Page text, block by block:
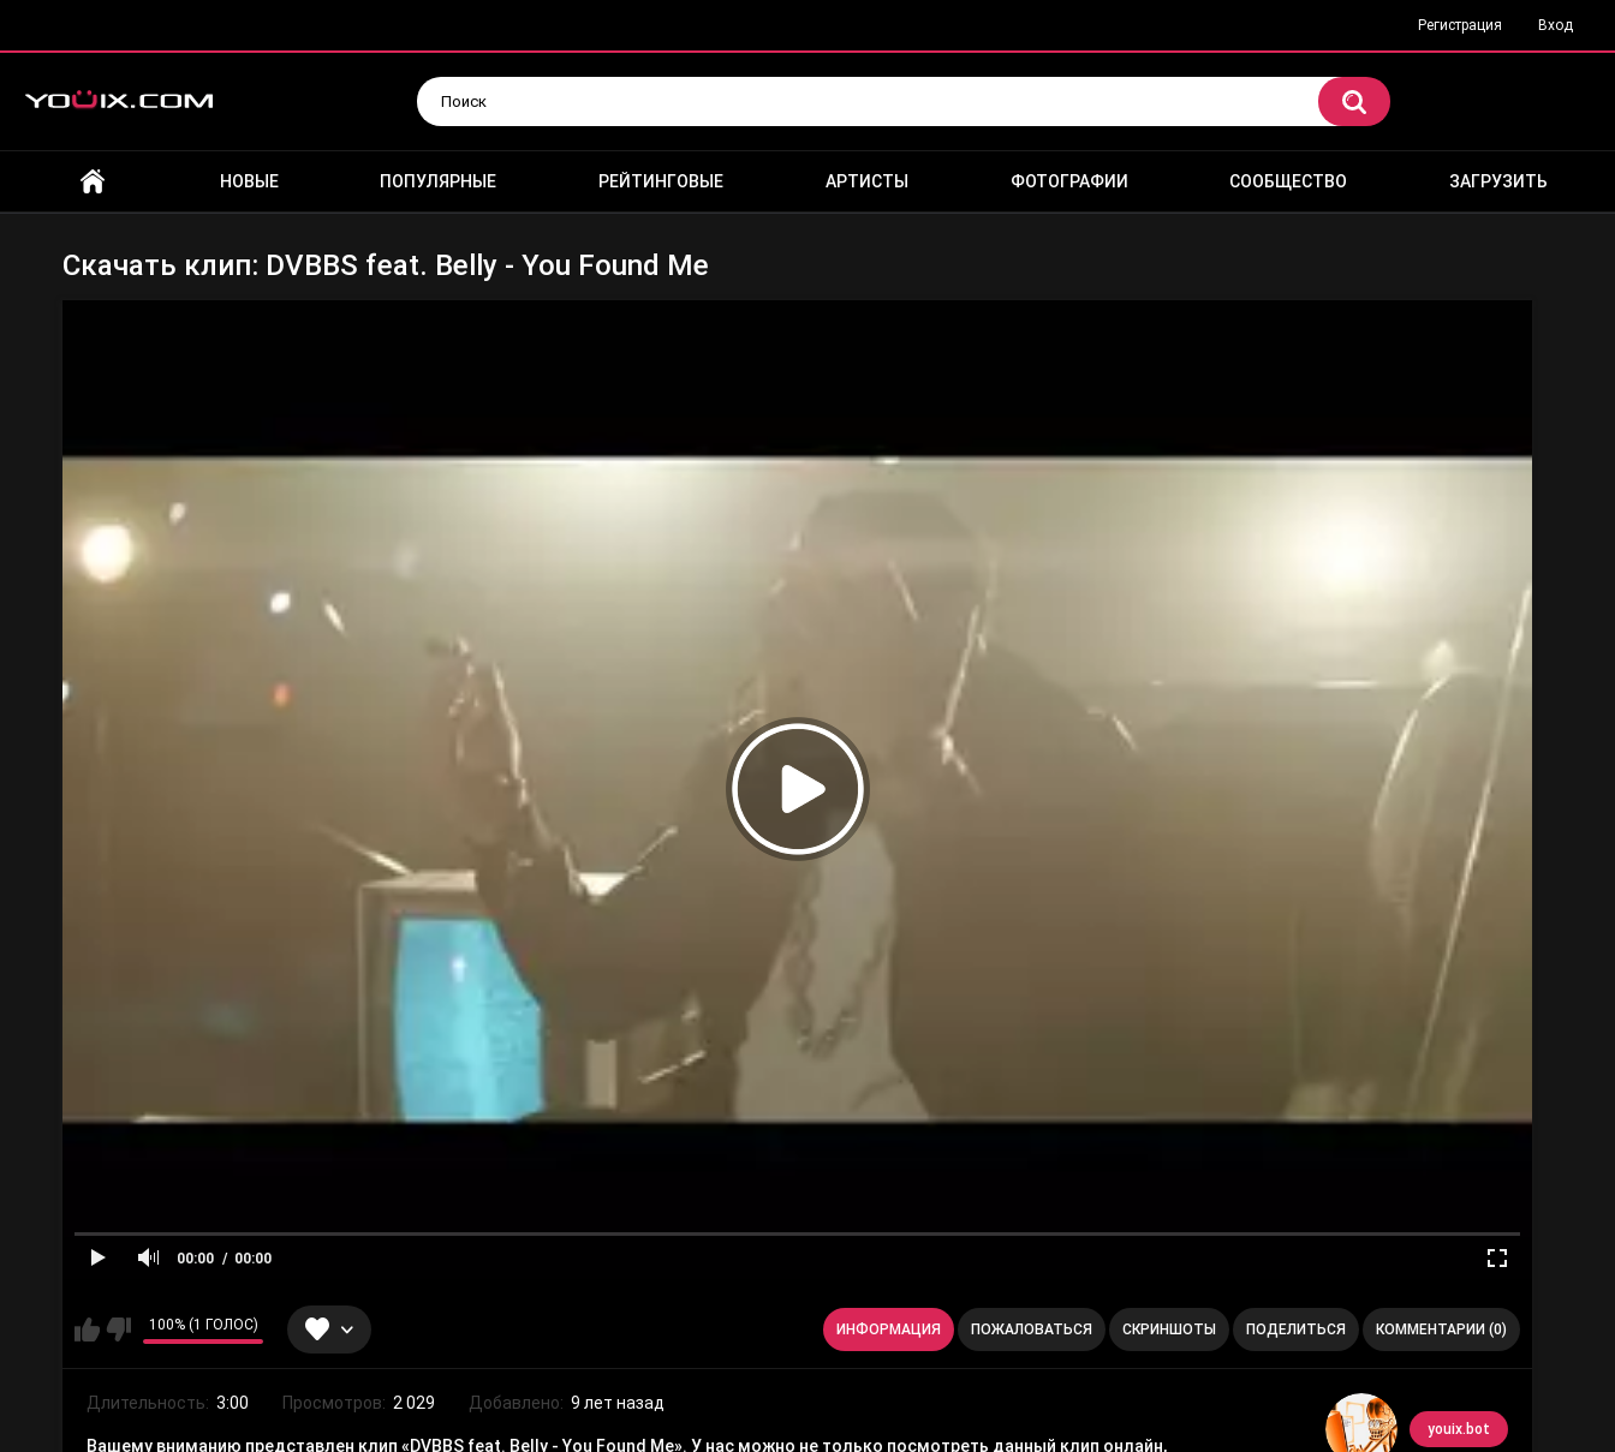
Регистрация Вход
НОВЫЕ ПОПУЛЯРНЫЕ РЕЙТИНГОВЫЕ АРТИСТЫ ФОТОГРАФИИ СООБЩЕСТВО ЗАГРУЗИТЬ
Скачать клип: DVBBS feat. Belly - You Found Me
00:00 00:00
100% (1 ГОЛОС) ИНФОРМАЦИЯ ПОЖАЛОВАТЬСЯ СКРИНШОТЫ ПОДЕЛИТЬСЯ КОММЕНТАРИИ (0)
youix.bot
Длительность: 3:00 Просмотров: 2 029 Добавлено: 9 лет назад
Вашему вниманию представлен клип «DVBBS feat. Belly - You Found Me». У нас можно не только посмотреть данный клип онлайн,